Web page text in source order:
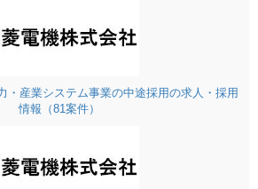
産業システム事業の中途採用の求人・採用
情報（81案件）